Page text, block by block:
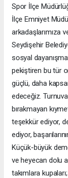
Spor İlçe
İlçe Emniyet
arkadaşlarımıza
Seydişehir
sosyal
pekiştiren bu tür
güçlü, daha
edeceğiz.
bırakmayan
teşekkür ediyor,
ediyor,
Küçük-büyük
ve heyecan dolu
takımlara